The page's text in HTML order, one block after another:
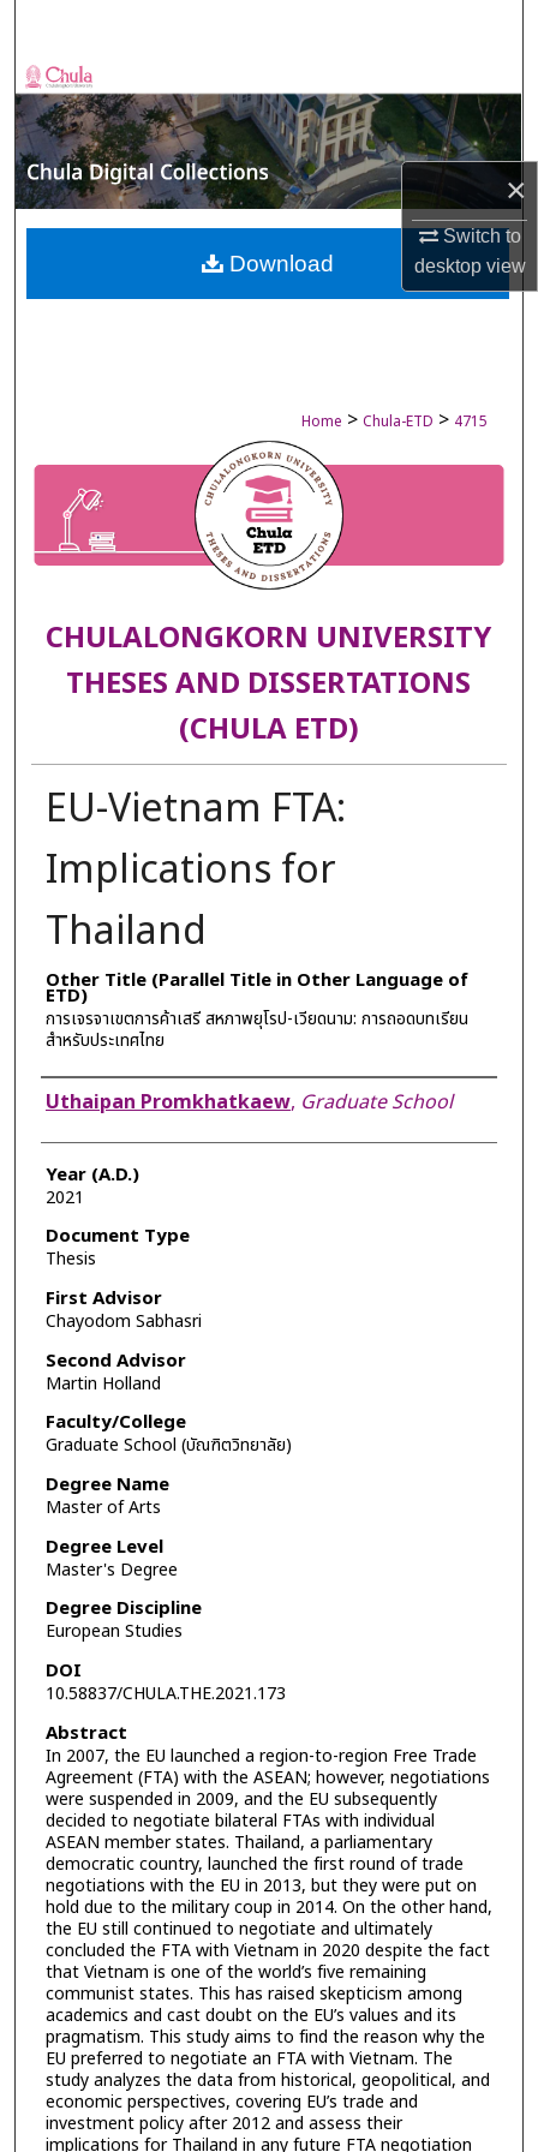
×
Switch to
desktopview
Browse Collections
My Account
About
Digital Commons Network™
Home > Chula-ETD > 4715
CHULALONGKORN UNIVERSITY
THESES AND DISSERTATIONS
(CHULA ETD)
EU-Vietnam FTA:
Implications for
Thailand
Other Title (Parallel Title in Other Language of
ETD)
การเจรจาเขตการค้าเสรี สหภาพยุโรป-เวียดนาม: การถอดบทเรียน
สำหรับประเทศไทย
Author
Uthaipan Promkhatkaew, Graduate School
Year (A.D.)
2021
Document Type
Thesis
First Advisor
Chayodom Sabhasri
Second Advisor
Martin Holland
Faculty/College
Graduate School (บัณฑิตวิทยาลัย)
Degree Name
Master of Arts
Degree Level
Master's Degree
Degree Discipline
European Studies
DOI
10.58837/CHULA.THE.2021.173
Abstract
In 2007, the EU launched a region-to-region Free Trade
Agreement (FTA) with the ASEAN; however, negotiations
were suspended in 2009, and the EU subsequently
decided to negotiate bilateral FTAs with individual
ASEAN member states. Thailand, a parliamentary
democratic country, launched the first round of trade
negotiations with the EU in 2013, but they were put on
hold due to the military coup in 2014. On the other hand,
the EU still continued to negotiate and ultimately
concluded the FTA with Vietnam in 2020 despite the fact
that Vietnam is one of the world’s five remaining
communist states. This has raised skepticism among
academics and cast doubt on the EU’s values and its
pragmatism. This study aims to find the reason why the
EU preferred to negotiate an FTA with Vietnam. The
study analyzes the data from historical, geopolitical, and
economic perspectives, covering EU’s trade and
investment policy after 2012 and assess their
implications for Thailand in any future FTA negotiation
Download